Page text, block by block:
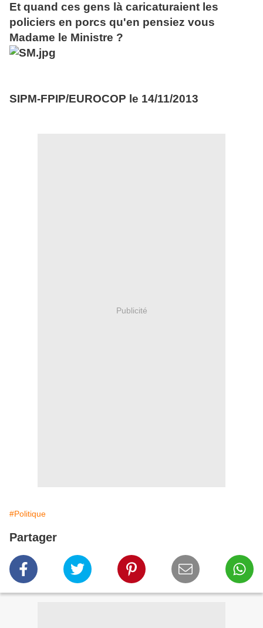
Et quand ces gens là caricaturaient les
policiers en porcs qu'en pensiez vous
Madame le Ministre ?
SIPM-FPIP/EUROCOP le 14/11/2013
Publicité
#Politique
Partager